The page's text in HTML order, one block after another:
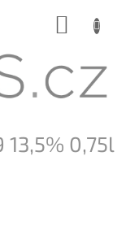
13,5% 0,75l